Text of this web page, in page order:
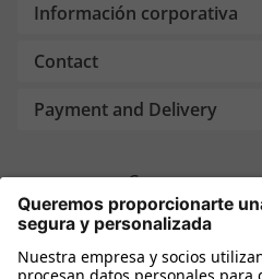
Información corporativa
Contact
Payment and Delivery
Compra segura
Más tiendas online